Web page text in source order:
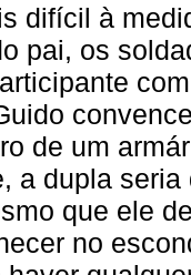
difícil à
pai, os
de um
a dupla
que ele
no